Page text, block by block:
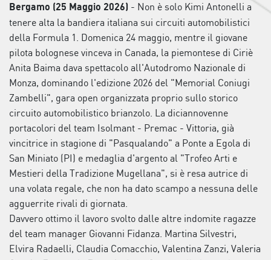
Bergamo (25 Maggio 2026) - Non è solo Kimi Antonelli a
tenere alta la bandiera italiana sui circuiti automobilistici
della Formula 1. Domenica 24 maggio, mentre il giovane
pilota bolognese vinceva in Canada, la piemontese di Ciriè
Anita Baima dava spettacolo all'Autodromo Nazionale di
Monza, dominando l'edizione 2026 del "Memorial Coniugi
Zambelli", gara open organizzata proprio sullo storico
circuito automobilistico brianzolo. La diciannovenne
portacolori del team Isolmant - Premac - Vittoria, già
vincitrice in stagione di "Pasqualando" a Ponte a Egola di
San Miniato (PI) e medaglia d'argento al "Trofeo Arti e
Mestieri della Tradizione Mugellana", si è resa autrice di
una volata regale, che non ha dato scampo a nessuna delle
agguerrite rivali di giornata.
Davvero ottimo il lavoro svolto dalle altre indomite ragazze
del team manager Giovanni Fidanza. Martina Silvestri,
Elvira Radaelli, Claudia Comacchio, Valentina Zanzi, Valeria